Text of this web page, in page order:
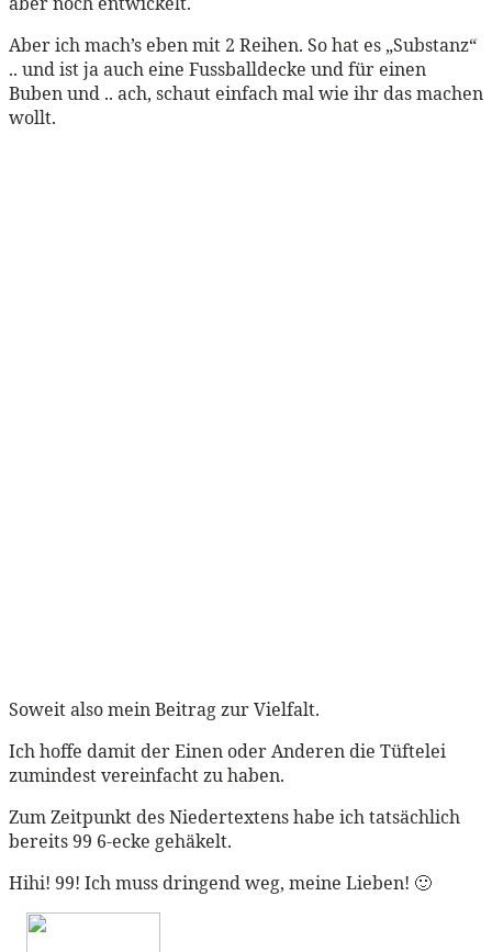
Aber ich mach’s eben mit 2 Reihen. So hat es „Substanz“
.. und ist ja auch eine Fussballdecke und für einen
Buben und .. ach, schaut einfach mal wie ihr das machen
wollt.
Soweit also mein Beitrag zur Vielfalt.
Ich hoffe damit der Einen oder Anderen die Tüftelei
zumindest vereinfacht zu haben.
Zum Zeitpunkt des Niedertextens habe ich tatsächlich
bereits 99 6-ecke gehäkelt.
Hihi! 99! Ich muss dringend weg, meine Lieben! 🙂